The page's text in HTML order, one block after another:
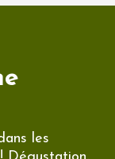
les